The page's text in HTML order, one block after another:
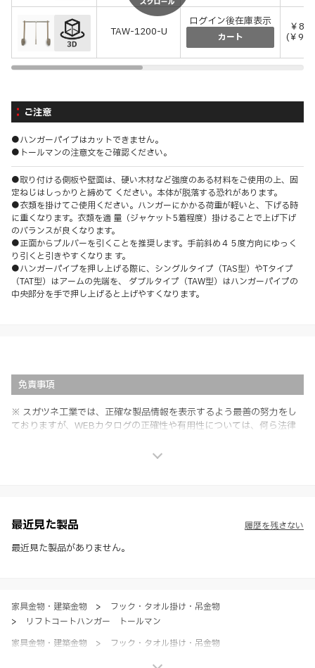
TAW-1200-U
ログイン後在庫表示
カート
￥
(￥
ご注意
●ハンガーパイプはカットできません。
●トールマンの注意文をご確認ください。
●取り付ける側板や壁面は、硬い木材など強度のある材料をご使用の上、固
定ねじはしっかりと締めて ください。本体が脱落する恐れがあります。
●衣類を掛けてご使用ください。ハンガーにかかる荷重が軽いと、下げる時
に重くなります。衣類を適 量（ジャケット5着程度）掛けることで上げ下げ
のバランスが良くなります。
●正面からプルバーを引くことを推奨します。手前斜め４５度方向にゆっく
り引くと引きやすくなりま す。
●ハンガーパイプを押し上げる際に、シングルタイプ（TAS型）やTタイプ
（TAT型）はアームの先端を、 ダブルタイプ（TAW型）はハンガーパイプの
中央部分を手で押し上げると上げやすくなります。
免責事項
※ スガツネ工業では、正確な製品情報を表示するよう最善の努力をし
ておりますが、WEBカタログの正確性や有用性については、何ら法律
社製品の使用ご検討、又は販売促進目的の利用に限ります。
※ 本WEBサイト製品情報のご利用にあたっては、WEBサイト利用規
約、プライバシーポリシー、製品情報ガイドをご確認いただき、内容の
最近見た製品
最近見た製品がありません。
履歴を残さない
家具金物・建築金物 >
フック・タオル掛け・吊金物
>
リフトコートハンガー トールマン
家具金物・建築金物
>
フック・タオル掛け・吊金物